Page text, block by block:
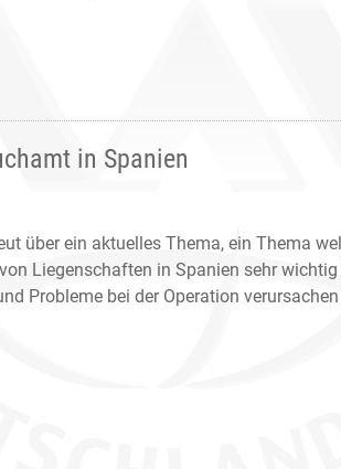
in Spanien
über ein aktuelles Thema, ein Thema
Liegenschaften in Spanien sehr
Probleme bei der Operation